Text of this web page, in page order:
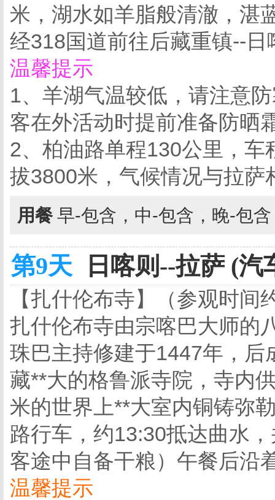
米，湖水如羊脂般清澈，湛
经318国道前往后藏重镇--日
温馨提示
1、羊湖气温较低，请注意
客在外活动时提前准备防晒
2、柏油路单程130公里，
拔3800米，气候情况与拉萨
用餐 早-包含，中-包含，晚-包
第9天 日喀则--拉萨 (汽
【扎什伦布寺】（参观时
扎什伦布寺由宗喀巴大师的
珠巴主持修建于1447年，
藏**大的格鲁派寺院，寺内
米的世界上**大室内铜铸弥
路行车，约13:30抵达曲水
客途中自备干粮）午餐后沿
温馨提示